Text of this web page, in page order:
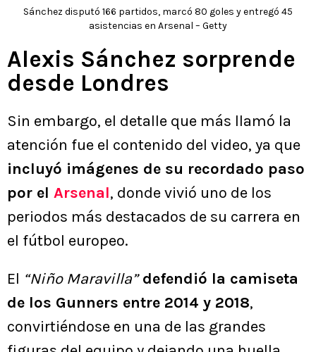
Sánchez disputó 166 partidos, marcó 80 goles y entregó 45
asistencias en Arsenal – Getty
Alexis Sánchez sorprende
desde Londres
Sin embargo, el detalle que más llamó la
atención fue el contenido del video, ya que
incluyó imágenes de su recordado paso
por el Arsenal, donde vivió uno de los
periodos más destacados de su carrera en
el fútbol europeo.
El “Niño Maravilla”defendió la camiseta
de los Gunners entre 2014 y 2018,
convirtiéndose en una de las grandes